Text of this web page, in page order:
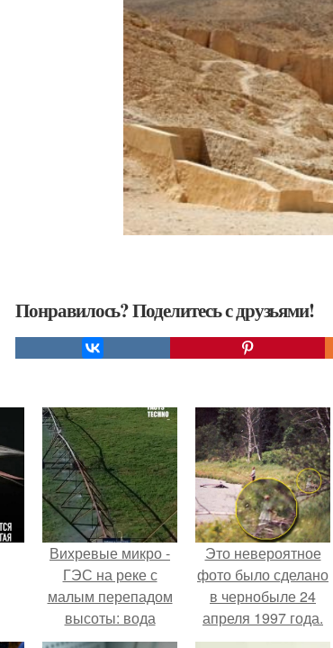
Понравилось? Поделитесь с друзьями!
Вихревые микро -
ГЭС на реке с
малым перепадом
высоты: вода
закручивается в
Это невероятное
фото было сделано
в чернобыле 24
апреля 1997 года.